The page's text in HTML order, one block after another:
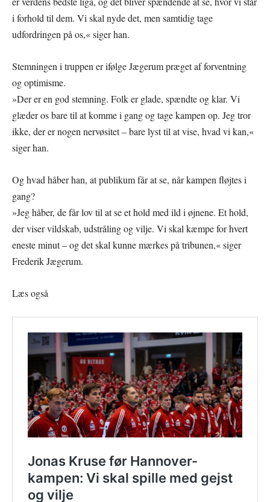
i forhold til dem. Vi skal nyde det, men samtidig tage
udfordringen på os,« siger han.
Stemningen i truppen er ifølge Jægerum præget af forventning
og optimisme.
»Der er en god stemning. Folk er glade, spændte og klar. Vi
glæder os bare til at komme i gang og tage kampen op. Jeg tror
ikke, der er nogen nervøsitet – bare lyst til at vise, hvad vi kan,«
siger han.
Og hvad håber han, at publikum får at se, når kampen fløjtes i
gang?
»Jeg håber, de får lov til at se et hold med ild i øjnene. Et hold,
der viser vildskab, udstråling og vilje. Vi skal kæmpe for hvert
eneste minut – og det skal kunne mærkes på tribunen,« siger
Frederik Jægerum.
Læs også